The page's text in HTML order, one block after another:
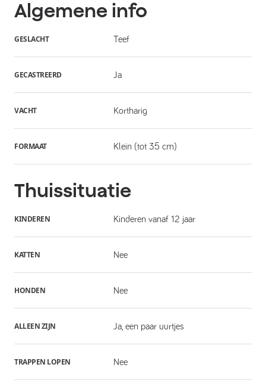
Algemene info
GESLACHT Teef
GECASTREERD Ja
VACHT Kortharig
FORMAAT Klein (tot 35 cm)
Thuissituatie
KINDEREN Kinderen vanaf 12 jaar
KATTEN Nee
HONDEN Nee
ALLEEN ZIJN Ja, een paar uurtjes
TRAPPEN LOPEN Nee